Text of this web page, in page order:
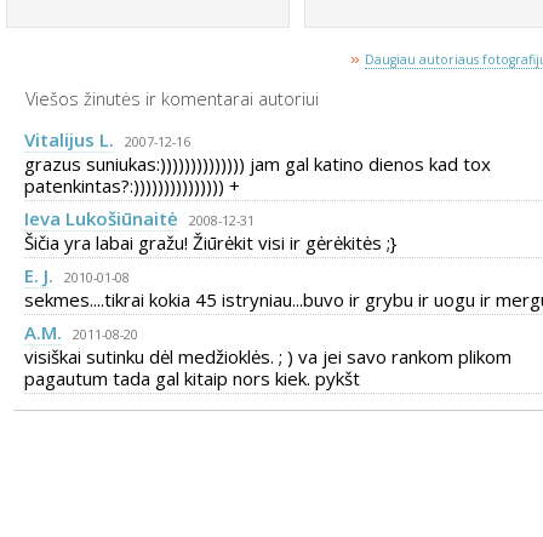
» Daugiau autoriaus
Viešos žinutės ir komentarai autoriui
Vitalijus L.
2007-12-16
grazus suniukas:)))))))))))))) jam gal katino dienos kad tox
patenkintas?:))))))))))))))) +
Ieva Lukošiūnaitė
2008-12-31
Šičia yra labai gražu! Žiūrėkit visi ir gėrėkitės ;}
E. J.
2010-01-08
sekmes....tikrai kokia 45 istryniau...buvo ir grybu ir uogu ir
A.M.
2011-08-20
visiškai sutinku dėl medžioklės. ; ) va jei savo rankom plikom
pagautum tada gal kitaip nors kiek. pykšt